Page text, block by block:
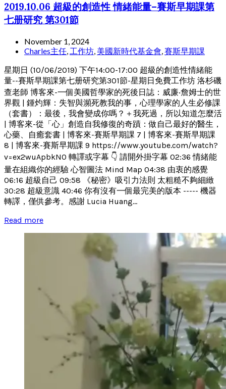
2019.10.06 超級的創造性 情緒能量–賽斯早期課第
七册研究 第301節
November 1, 2024
Charles主任 工作坊 美國新時代基金會 賽斯早期課
星期日 (10/06/2019) 下午14:00-17:00 超級的創造性情緒能
量--賽斯早期課第七册研究第301節-星期日免費工作坊 洛杉磯
查老師 博客來-一個美國哲學家的死後日誌：威廉‧詹姆士的世
界觀 | 鍾灼輝：失智與瀕死教我的事，心理學家的人生必修課
（套書）：最後，我會變成你嗎？＋我死過，所以知道怎麼活
| 博客來-從「心」創造自我修復的奇蹟：做自己最好的醫生，
心藥、自癒套書 | 博客來-賽斯早期課 7 | 博客來-賽斯早期課
8 | 博客來-賽斯早期課 9 https://www.youtube.com/watch?
v=ex2wuApbkN0 轉譯或字幕 👇 請開外掛字幕 02:36 情緒能
量在組織你的經驗 心智圖法 Mind Map 04:38 由衷的感覺
06:16 超級自己 09:58 《秘密》吸引力法則 太粗糙不夠細緻
30:28 超級意識 40:46 你有沒有一個最完美的版本 ----- 機器
轉譯，僅供參考。感謝 Lucia Huang...
Read more